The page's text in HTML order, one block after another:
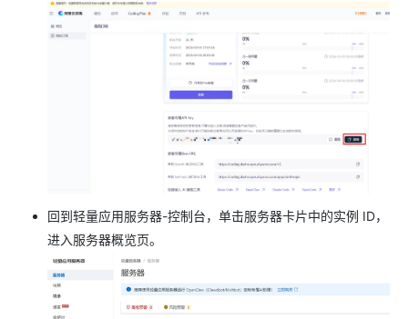
回到轻量应用服务器-控制台，单击服务器卡片中的实例 ID，
进入服务器概览页。